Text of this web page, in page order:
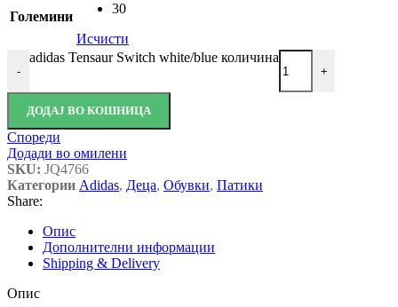
Големини
30
Исчисти
-
adidas Tensaur Switch white/blue количина
+
ДОДАЈ ВО КОШНИЦА
Спореди
Додади во омилени
SKU: JQ4766
Категории Adidas, Деца, Обувки, Патики
Share:
Опис
Дополнителни информации
Shipping & Delivery
Опис